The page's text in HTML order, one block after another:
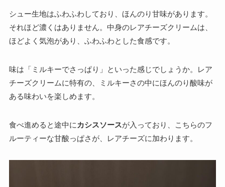
シュー生地はふわふわしており、ほんのり甘味があります。
それほど濃くはありません。中身のレアチーズクリームは、
ほどよく気泡があり、ふわふわとした食感です。
味は「ミルキーでさっぱり」といった感じでしょうか。レア
チーズクリームに特有の、ミルキーさの中にほんのり酸味が
ある味わいを楽しめます。
食べ進めると途中に カシスソースが入っており、こちらのフ
ルーティーな甘酸っぱさが、レアチーズに加わります。